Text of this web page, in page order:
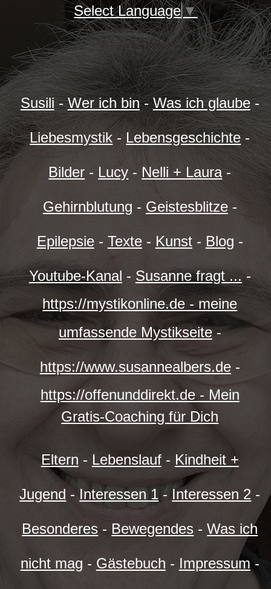
Select Language▼
Susili-Wer ich bin-Was ich glaube-
Liebesmystik - Lebensgeschichte-
Bilder - Lucy - Nelli + Laura-
Gehirnblutung - Geistesblitze-
Epilepsie- Texte- Kunst- Blog -
Youtube-Kanal - Susanne fragt ...-
https://mystikonline.de - meine
umfassende Mystikseite-
https://www.susannealbers.de-
https://offenunddirekt.de - Mein
Gratis-Coaching für Dich
Eltern - Lebenslauf- Kindheit +
Jugend -Interessen 1 -Interessen 2 -
Besonderes - Bewegendes -Was ich
nicht mag - Gästebuch - Impressum -